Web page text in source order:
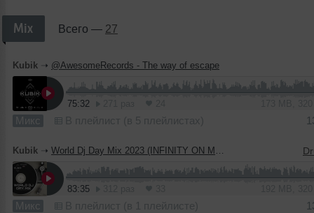
Mix Всего — 27
Kubik ➝ @AwesomeRecords - The way of escape
75:32
Микс В плейлист (в 5 плейлистах)
Kubik ➝ World Dj Day Mix 2023 (INFINITY ON MUSIC PRODUCTION)
83:35
Микс В плейлист (в 1 плейлисте)